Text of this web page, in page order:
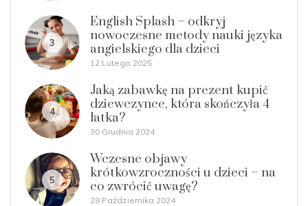
3
English Splash – odkryj
nowoczesne metody nauki języka
angielskiego dla dzieci
12 Lutego 2025
4
Jaką zabawkę na prezent kupić
dziewczynce, która skończyła 4
latka?
30 Grudnia 2024
5
Wczesne objawy
krótkowzroczności u dzieci – na
co zwrócić uwagę?
28 Października 2024